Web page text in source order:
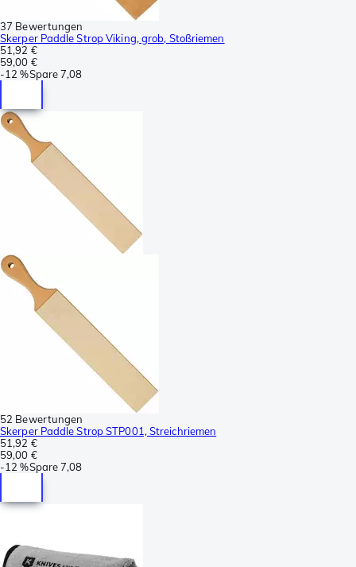
37 Bewertungen
Skerper Paddle Strop Viking, grob, Stoßriemen
51,92 €
59,00 €
-12 %Spare7,08
52 Bewertungen
Skerper Paddle Strop STP001, Streichriemen
51,92 €
59,00 €
-12 %Spare7,08